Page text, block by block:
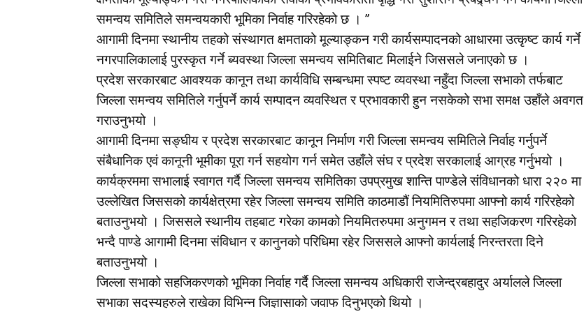
समन्वय समितिले समन्वयकारी भूमिका निर्वाह गरिरहेको छ । ”
आगामी दिनमा स्थानीय तहको संस्थागत क्षमताको मूल्याङ्कन गरी कार्यसम्पादनको आधारमा उत्कृष्ट कार्य गर्ने
नगरपालिकालाई पुरस्कृत गर्ने ब्यवस्था जिल्ला समन्वय समितिबाट मिलाईने जिससले जनाएको छ ।
प्रदेश सरकारबाट आवश्यक कानून तथा कार्यविधि सम्बन्धमा स्पष्ट व्यवस्था नहुँदा जिल्ला सभाको तर्फबाट
जिल्ला समन्वय समितिले गर्नुपर्ने कार्य सम्पादन व्यवस्थित र प्रभावकारी हुन नसकेको सभा समक्ष उहाँले अवगत
गराउनुभयो ।
आगामी दिनमा सङ्घीय र प्रदेश सरकारबाट कानून निर्माण गरी जिल्ला समन्वय समितिले निर्वाह गर्नुपर्ने
संबैधानिक एवं कानूनी भूमीका पूरा गर्न सहयोग गर्न समेत उहाँले संघ र प्रदेश सरकालाई आग्रह गर्नुभयो ।
कार्यक्रममा सभालाई स्वागत गर्दै जिल्ला समन्वय समितिका उपप्रमुख शान्ति पाण्डेले संविधानको धारा २२० मा
उल्लेखित जिससको कार्यक्षेत्रमा रहेर जिल्ला समन्वय समिति काठमाडौं नियमितिरुपमा आफ्नो कार्य गरिरहेको
बताउनुभयो । जिससले स्थानीय तहबाट गरेका कामको नियमितरुपमा अनुगमन र तथा सहजिकरण गरिरहेको
भन्दै पाण्डे आगामी दिनमा संविधान र कानुनको परिधिमा रहेर जिससले आफ्नो कार्यलाई निरन्तरता दिने
बताउनुभयो ।
जिल्ला सभाको सहजिकरणको भूमिका निर्वाह गर्दै जिल्ला समन्वय अधिकारी राजेन्द्रबहादुर अर्यालले जिल्ला
सभाका सदस्यहरुले राखेका विभिन्न जिज्ञासाको जवाफ दिनुभएको थियो ।